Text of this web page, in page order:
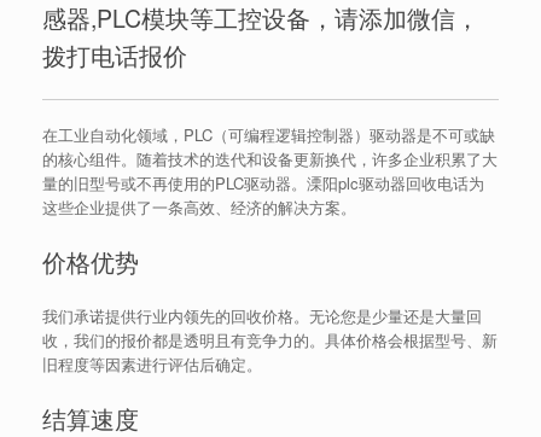
感器,PLC模块等工控设备，请添加微信，
拨打电话报价
在工业自动化领域，PLC（可编程逻辑控制器）驱动器是不可或缺
的核心组件。随着技术的迭代和设备更新换代，许多企业积累了大
量的旧型号或不再使用的PLC驱动器。溧阳plc驱动器回收电话为
这些企业提供了一条高效、经济的解决方案。
价格优势
我们承诺提供行业内领先的回收价格。无论您是少量还是大量回
收，我们的报价都是透明且有竞争力的。具体价格会根据型号、新
旧程度等因素进行评估后确定。
结算速度